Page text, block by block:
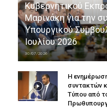
Κυβερνητικού
Μαρινάκη για την
Υπουργικού
Ιουλίου 2026
30/07/2026
Η
συντακτών
Τύπου από